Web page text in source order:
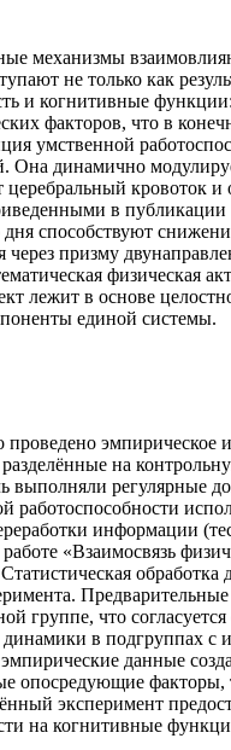
механизмы
не только как
и когнитивные
факторов, что в
умственной
Она динамично
кровоток
в
дня способствуют
призму
физическая
лежит в основе
единой системы.
эмпирическое
на
регулярные
информации
«Взаимосвязь
группе, что
в подгруппах
данные
опосредующие
эксперимент
на когнитивные